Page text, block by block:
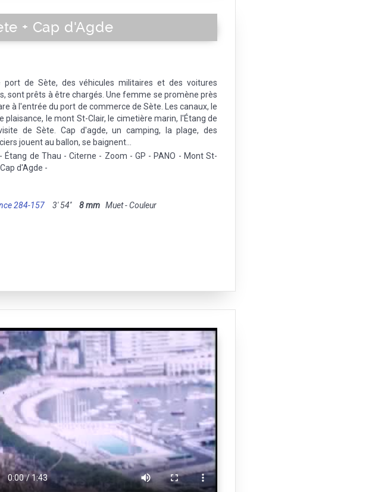
+ Cap d'Agde
port de Sète, des véhicules militaires et des voitures
sont prêts à être chargés. Une femme se promène près
à l'entrée du port de commerce de Sète. Les canaux, le
plaisance, le mont St-Clair, le cimetière marin, l'Étang de
de Sète. Cap d'agde, un camping, la plage, des
jouent au ballon, se baignent...
Étang de Thau - Citerne - Zoom - GP - PANO - Mont St-
d'Agde -
284-157 3' 54'' 8 mm Muet - Couleur